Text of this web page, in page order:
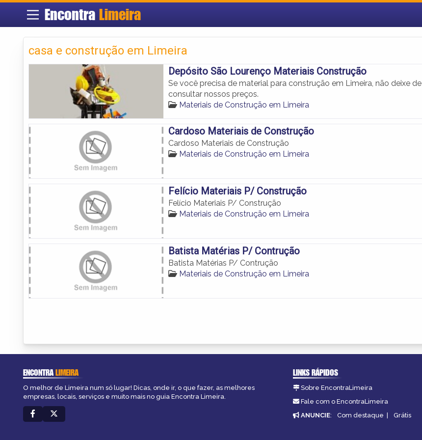
Encontra Limeira
casa e construção em Limeira
Depósito São Lourenço Materiais Construção
Se você precisa de material para construção em Limeira, não deixe de
consultar nossos preços.
Materiais de Construção em Limeira
Cardoso Materiais de Construção
Cardoso Materiais de Construção
Materiais de Construção em Limeira
Felício Materiais P/ Construção
Felício Materiais P/ Construção
Materiais de Construção em Limeira
Batista Matérias P/ Contrução
Batista Matérias P/ Contrução
Materiais de Construção em Limeira
ENCONTRALIMEIRA
O melhor de Limeira num só lugar! Dicas, onde ir, o que fazer, as melhores
empresas, locais, serviços e muito mais no guia Encontra Limeira.
LINKS RÁPIDOS
Sobre EncontraLimeira
Fale com o EncontraLimeira
ANUNCIE: Com destaque | Grátis